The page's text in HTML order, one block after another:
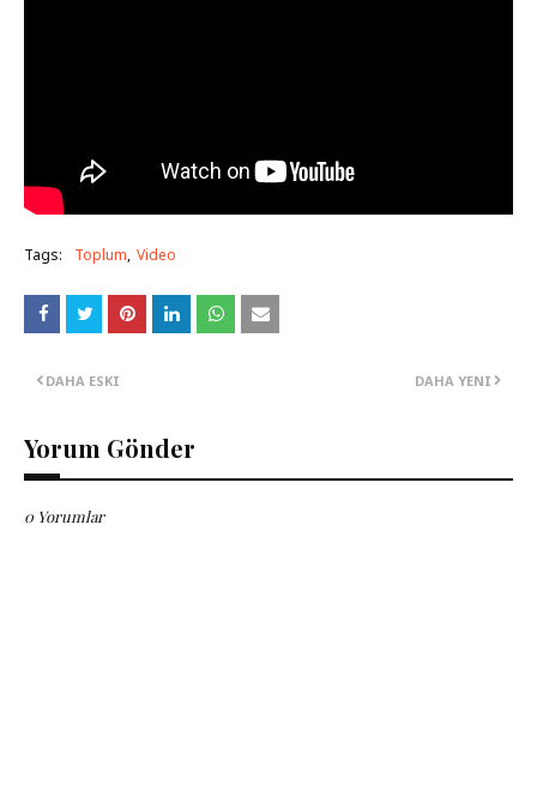
Tags: Toplum Video
DAHA YENI
DAHA ESKI
Yorum Gönder
0 Yorumlar